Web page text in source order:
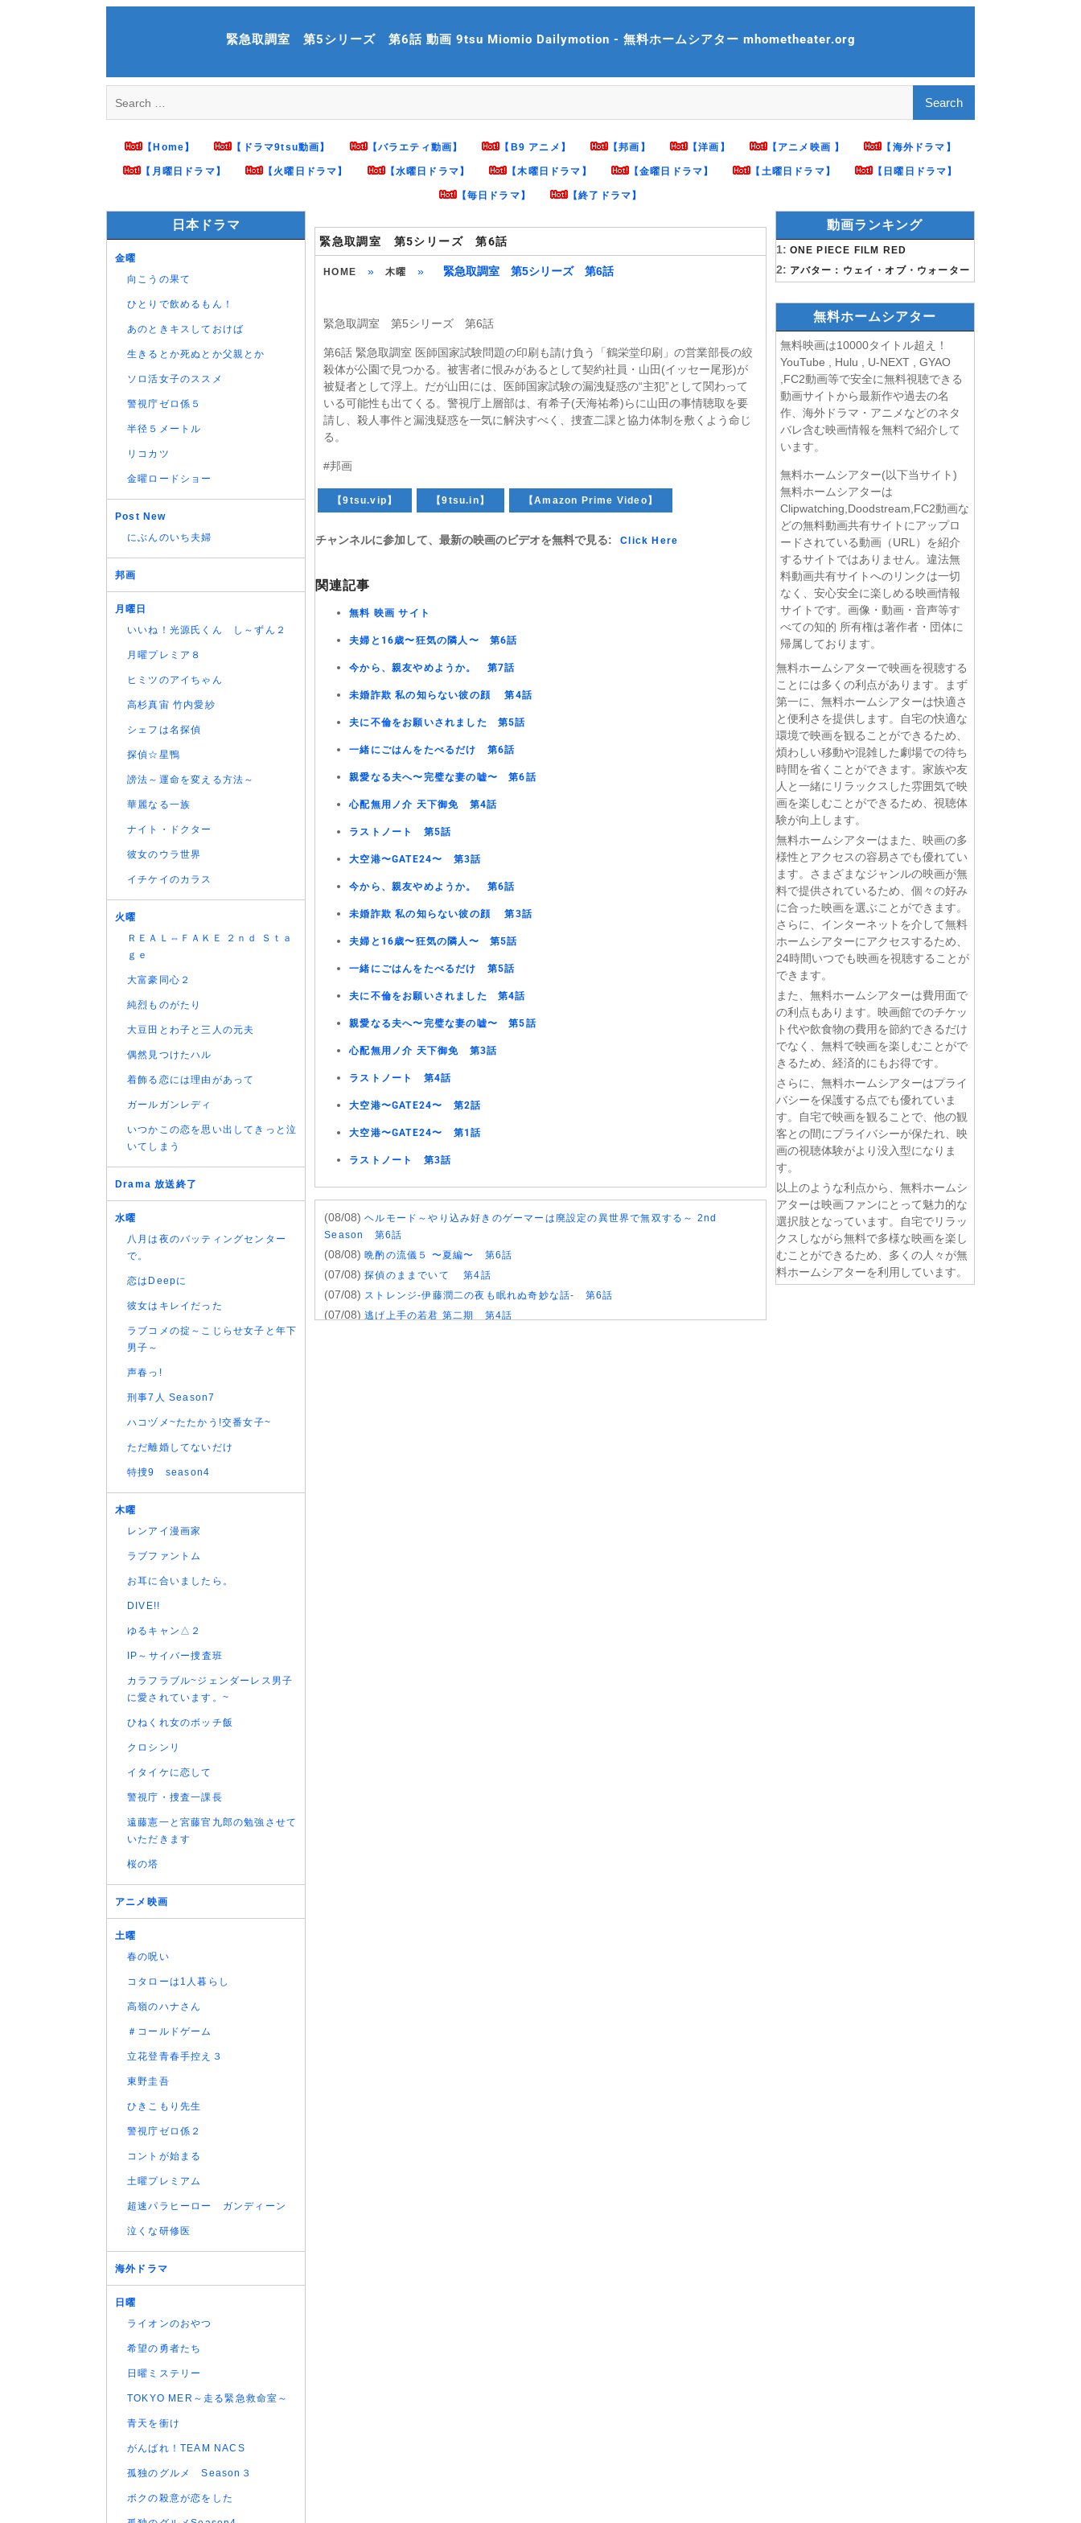
緊急取調室 第5シリーズ 第6話 動画 9tsu Miomio Dailymotion - 無料ホームシアター mhometheater.org
for:
【Home】 【ドラマ9tsu動画】 【バラエティ動画】 【B9 アニメ】 【邦画】 【洋画】 【アニメ映画 】 【海外ドラマ】
【月曜日ドラマ】 【火曜日ドラマ】 【水曜日ドラマ】 【木曜日ドラマ】 【金曜日ドラマ】 【土曜日ドラマ】 【日曜日ドラマ】
【毎日ドラマ】 【終了ドラマ】
緊急取調室 第5シリーズ 第6話
HOME » 木曜 » 緊急取調室 第5シリーズ 第6話
緊急取調室 第5シリーズ 第6話
第6話 緊急取調室 医師国家試験問題の印刷も請け負う「鶴栄堂印刷」の営業部長の絞
殺体が公園で見つかる。被害者に恨みがあるとして契約社員・山田(イッセー尾形)が
被疑者として浮上。だが山田には、医師国家試験の漏洩疑惑の“主犯”として関わって
いる可能性も出てくる。警視庁上層部は、有希子(天海祐希)らに山田の事情聴取を要
請し、殺人事件と漏洩疑惑を一気に解決すべく、捜査二課と協力体制を敷くよう命じ
る。
#邦画
【9tsu.vip】 【9tsu.in】 【Amazon Prime Video】
チャンネルに参加して、最新の映画のビデオを無料で見る: Click Here
関連記事
無料 映画 サイト
夫婦と16歳〜狂気の隣人〜 第6話
今から、親友やめようか。 第7話
未婚詐欺 私の知らない彼の顔 第4話
夫に不倫をお願いされました 第5話
一緒にごはんをたべるだけ 第6話
親愛なる夫へ〜完璧な妻の嘘〜 第6話
心配無用ノ介 天下御免 第4話
ラストノート 第5話
大空港〜GATE24〜 第3話
今から、親友やめようか。 第6話
未婚詐欺 私の知らない彼の顔 第3話
夫婦と16歳〜狂気の隣人〜 第5話
一緒にごはんをたべるだけ 第5話
夫に不倫をお願いされました 第4話
親愛なる夫へ〜完璧な妻の嘘〜 第5話
心配無用ノ介 天下御免 第3話
ラストノート 第4話
大空港〜GATE24〜 第2話
大空港〜GATE24〜 第1話
ラストノート 第3話
(08/08)ヘルモード～やり込み好きのゲーマーは廃設定の異世界で無双する～ 2nd
Season 第6話
(08/08)晩酌の流儀５ 〜夏編〜 第6話
(07/08)探偵のままでいて 第4話
(07/08) ストレンジ-伊藤潤二の夜も眠れぬ奇妙な話- 第6話
(07/08)逃げ上手の若君 第二期 第4話
動画ランキング
1: ONE PIECE FILM RED
2: アバター：ウェイ・オブ・ウォーター
無料ホームシアター
無料映画は10000タイトル超え！
YouTube , Hulu , U-NEXT , GYAO
,FC2動画等で安全に無料視聴できる
動画サイトから最新作や過去の名
作、海外ドラマ・アニメなどのネタ
バレ含む映画情報を無料で紹介して
います。
無料ホームシアター(以下当サイト)
無料ホームシアターは
Clipwatching,Doodstream,FC2動画な
どの無料動画共有サイトにアップロ
ードされている動画（URL）を紹介
するサイトではありません。違法無
料動画共有サイトへのリンクは一切
なく、安心安全に楽しめる映画情報
サイトです。画像・動画・音声等す
べての知的 所有権は著作者・団体に
帰属しております。
無料ホームシアターで映画を視聴する
ことには多くの利点があります。まず
第一に、無料ホームシアターは快適さ
と便利さを提供します。自宅の快適な
環境で映画を観ることができるため、
煩わしい移動や混雑した劇場での待ち
時間を省くことができます。家族や友
人と一緒にリラックスした雰囲気で映
画を楽しむことができるため、視聴体
験が向上します。
無料ホームシアターはまた、映画の多
様性とアクセスの容易さでも優れてい
ます。さまざまなジャンルの映画が無
料で提供されているため、個々の好み
に合った映画を選ぶことができます。
さらに、インターネットを介して無料
ホームシアターにアクセスするため、
24時間いつでも映画を視聴することが
できます。
また、無料ホームシアターは費用面で
の利点もあります。映画館でのチケッ
ト代や飲食物の費用を節約できるだけ
でなく、無料で映画を楽しむことがで
きるため、経済的にもお得です。
さらに、無料ホームシアターはプライ
バシーを保護する点でも優れていま
す。自宅で映画を観ることで、他の観
客との間にプライバシーが保たれ、映
画の視聴体験がより没入型になりま
す。
以上のような利点から、無料ホームシ
アターは映画ファンにとって魅力的な
選択肢となっています。自宅でリラッ
クスしながら無料で多様な映画を楽し
むことができるため、多くの人々が無
料ホームシアターを利用しています。
日本ドラマ
金曜
向こうの果て
ひとりで飲めるもん！
あのときキスしておけば
生きるとか死ぬとか父親とか
ソロ活女子のススメ
警視庁ゼロ係５
半径５メートル
リコカツ
金曜ロードショー
Post New
にぶんのいち夫婦
邦画
月曜日
いいね！光源氏くん し～ずん２
月曜プレミア８
ヒミツのアイちゃん
高杉真宙 竹内愛紗
シェフは名探偵
探偵☆星鴨
謗法～運命を変える方法～
華麗なる一族
ナイト・ドクター
彼女のウラ世界
イチケイのカラス
火曜
ＲＥＡＬ⇔ＦＡＫＥ ２ｎｄ Ｓｔａ
ｇｅ
大富豪同心２
純烈ものがたり
大豆田とわ子と三人の元夫
偶然見つけたハル
着飾る恋には理由があって
ガールガンレディ
いつかこの恋を思い出してきっと泣
いてしまう
Drama 放送終了
水曜
八月は夜のバッティングセンター
で。
恋はDeepに
彼女はキレイだった
ラブコメの掟～こじらせ女子と年下
男子～
声春っ!
刑事7人 Season7
ハコヅメ~たたかう!交番女子~
ただ離婚してないだけ
特捜9 season4
木曜
レンアイ漫画家
ラブファントム
お耳に合いましたら。
DIVE!!
ゆるキャン△２
IP～サイバー捜査班
カラフラブル~ジェンダーレス男子
に愛されています。~
ひねくれ女のボッチ飯
クロシンリ
イタイケに恋して
警視庁・捜査一課長
遠藤憲一と宮藤官九郎の勉強させて
いただきます
桜の塔
アニメ映画
土曜
春の呪い
コタローは1人暮らし
高嶺のハナさん
＃コールドゲーム
立花登青春手控え３
東野圭吾
ひきこもり先生
警視庁ゼロ係２
コントが始まる
土曜プレミアム
超速パラヒーロー ガンディーン
泣くな研修医
海外ドラマ
日曜
ライオンのおやつ
希望の勇者たち
日曜ミステリー
TOKYO MER～走る緊急救命室～
青天を衝け
がんばれ！TEAM NACS
孤独のグルメ Season３
ボクの殺意が恋をした